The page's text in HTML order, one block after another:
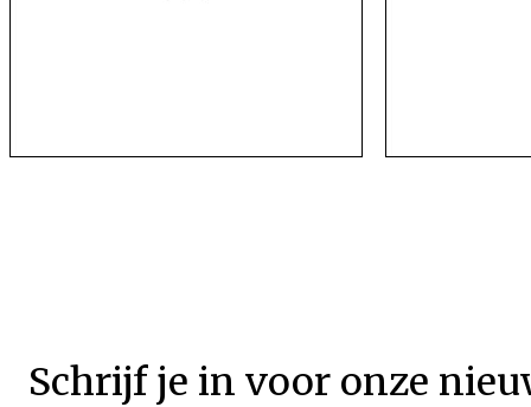
Schrijf je in voor onze